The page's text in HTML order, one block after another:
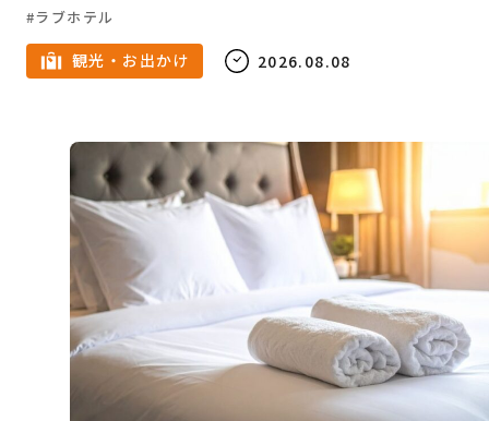
鉄板焼き
お正月
ハンバーグ しゃぶしゃぶ
ビューティー
ジュエリー 受験
予備校
中華料理
インターンシップ
うどん
とんかつ
モーニング
ベンチャー企業
つけ麺
お肉 天ぷら
イカ
テレワーク
担々麺 高校生
安い
フェス
室内 テレアポ 焼き鳥
和食
イルミネーション
オムライス
SNS運用
ラブホテル
観光・お出かけ 2026.08.08